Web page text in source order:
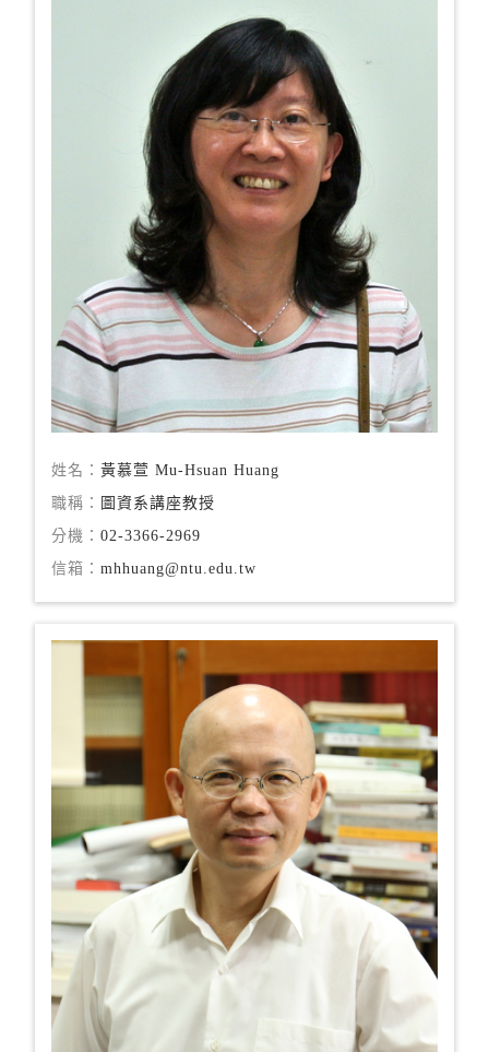
姓名：黃慕萱 Mu-Hsuan Huang
職稱： 圖資系講座教授
分機：02-3366-2969
信箱：mhhuang@ntu.edu.tw